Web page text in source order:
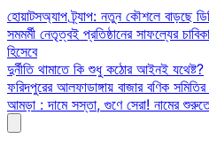
Skip
to
content
হোয়াটসঅ্যাপ ট্র্যাপ: নতুন কৌশলে বাড়ছে
সমমর্মী নেতৃত্বই প্রতিষ্ঠানের সাফল্যের
হিসেবে
দুর্নীতি থামাতে কি শুধু কঠোর আইনই যথেষ্ট?
ফরিদপুরের আলফাডাঙ্গায় বাজার বণিক
আমড়া : দামে সস্তা, গুণে সেরা! নামের